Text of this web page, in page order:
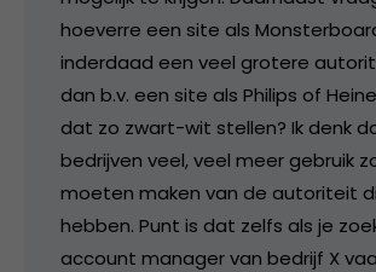
hoeverre een site als
inderdaad een veel grotere
dan b.v. een site als Philips of
dat zo zwart-wit stellen? Ik denk
bedrijven veel, veel meer gebruik
moeten maken van de autoriteit
hebben. Punt is dat zelfs als je
account manager van bedrijf X